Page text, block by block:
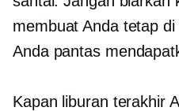
membuat Anda tetap
Anda pantas
Kapan liburan terakhir